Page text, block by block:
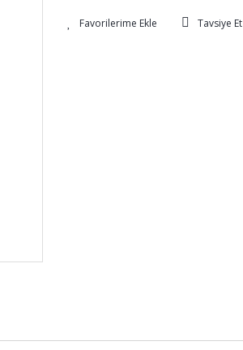
Tavsiye Et